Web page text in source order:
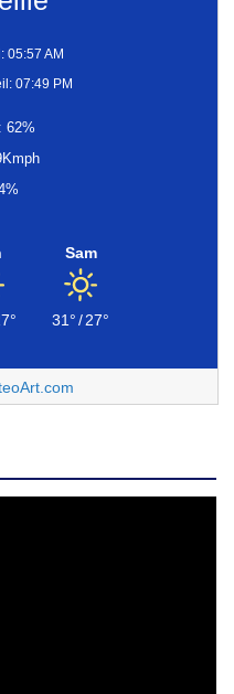
05:57 AM
07:49 PM
62%
Sam
31°/27°